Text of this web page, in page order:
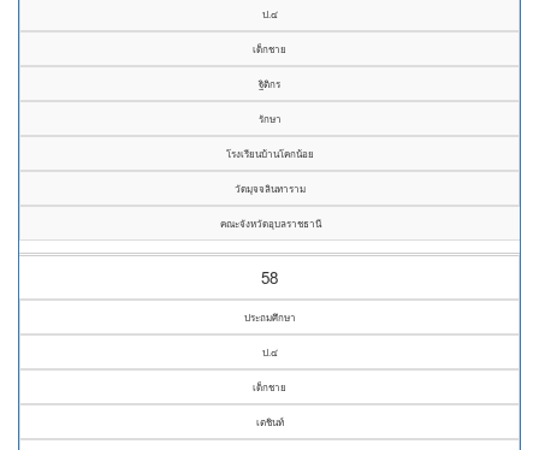
ป.๔
เด็กชาย
ฐิติกร
รักษา
โรงเรียนบ้านโคกน้อย
วัดมุจจลินทาราม
คณะจังหวัดอุบลราชธานี
58
ประถมศึกษา
ป.๔
เด็กชาย
เตชินท์